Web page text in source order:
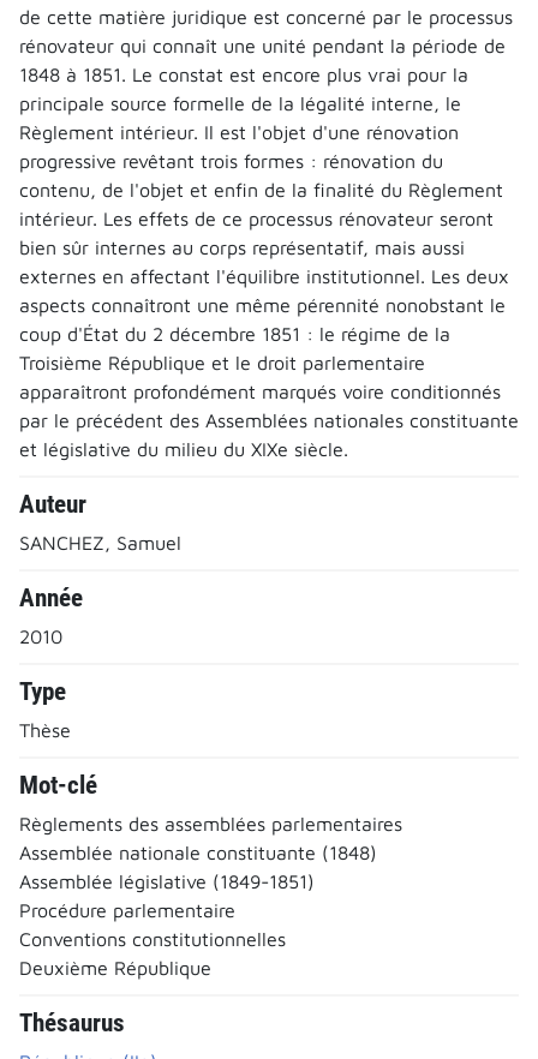
de cette matière juridique est concerné par le processus
rénovateur qui connaît une unité pendant la période de
1848 à 1851. Le constat est encore plus vrai pour la
principale source formelle de la légalité interne, le
Règlement intérieur. Il est l'objet d'une rénovation
progressive revêtant trois formes : rénovation du
contenu, de l'objet et enfin de la finalité du Règlement
intérieur. Les effets de ce processus rénovateur seront
bien sûr internes au corps représentatif, mais aussi
externes en affectant l'équilibre institutionnel. Les deux
aspects connaîtront une même pérennité nonobstant le
coup d'État du 2 décembre 1851 : le régime de la
Troisième République et le droit parlementaire
apparaîtront profondément marqués voire conditionnés
par le précédent des Assemblées nationales constituante
et législative du milieu du XIXe siècle.
Auteur
SANCHEZ, Samuel
Année
2010
Type
Thèse
Mot-clé
Règlements des assemblées parlementaires
Assemblée nationale constituante (1848)
Assemblée législative (1849-1851)
Procédure parlementaire
Conventions constitutionnelles
Deuxième République
Thésaurus